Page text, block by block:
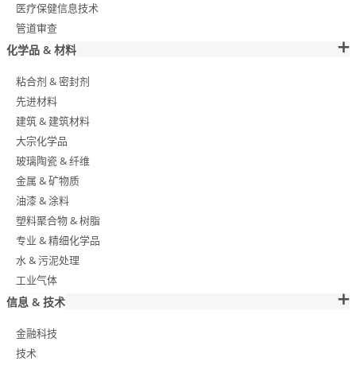
医疗保健信息技术
管道审查
化学品 & 材料
粘合剂 & 密封剂
先进材料
建筑 & 建筑材料
大宗化学品
玻璃陶瓷 & 纤维
金属 & 矿物质
油漆 & 涂料
塑料聚合物 & 树脂
专业 & 精细化学品
水 & 污泥处理
工业气体
信息 & 技术
金融科技
技术